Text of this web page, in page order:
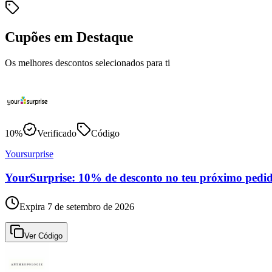
Cupões em Destaque
Os melhores descontos selecionados para ti
10% Verificado
Código
Yoursurprise
YourSurprise: 10% de desconto no teu próximo
Expira 7 de setembro de 2026
Ver Código